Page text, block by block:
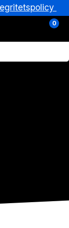
0
& Tillbehör
Verkstad